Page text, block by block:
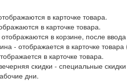
в карточке товара.
в карточке товара.
в корзине, после
- отображается в карточке
в карточке товара.
скидки - специальные
дни.